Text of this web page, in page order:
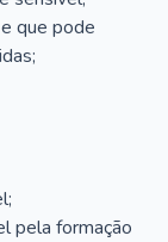
que pode
pela formação